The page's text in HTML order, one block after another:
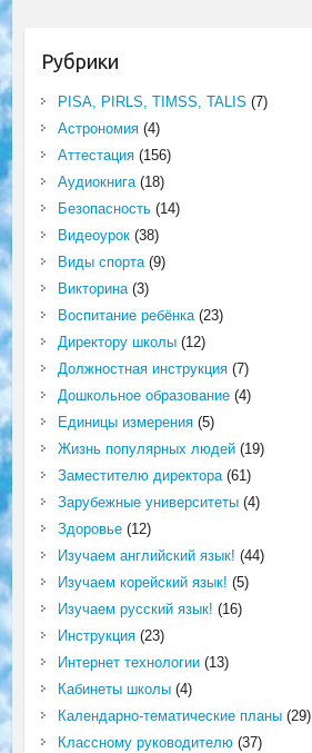
Рубрики
PISA, PIRLS, TIMSS, TALIS (7)
Астрономия(4)
Аттестация(156)
Аудиокнига(18)
Безопасность(14)
Видеоурок(38)
Виды спорта(9)
Викторина(3)
Воспитание ребёнка(23)
Директору школы(12)
Должностная инструкция(7)
Дошкольное образование(4)
Единицы измерения(5)
Жизнь популярных людей(19)
Заместителю директора(61)
Зарубежные университеты(4)
Здоровье(12)
Изучаем английский язык! (44)
Изучаем корейский язык! (5)
Изучаем русский язык! (16)
Инструкция(23)
Интернет технологии(13)
Кабинеты школы(4)
Календарно-тематические планы(29)
Классному руководителю(37)